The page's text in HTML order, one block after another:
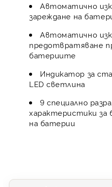
Автоматично
зареждане на
Автоматично
предотвратяване
батериите
Индикатор за
LED светлина
9 специално
характеристики за
на батерии